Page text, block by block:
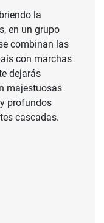
la
en un grupo
combinan las
con marchas
dejarás
majestuosas
profundos
cascadas.